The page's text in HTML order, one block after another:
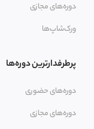
دوره‌های مجازی
ورک‌شاپ‌ها
پرطرفدارترین دوره‌ها
دوره‌های حضوری
دوره‌های مجازی